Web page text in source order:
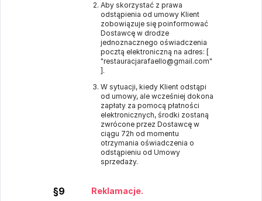
Aby skorzystać z prawa
odstąpienia od umowy Klient
zobowiązuje się poinformować
Dostawcę w drodze
jednoznacznego oświadczenia
pocztą elektroniczną na adres: [
"restauracjarafaello@gmail.com"
].
W sytuacji, kiedy Klient odstąpi
od umowy, ale wcześniej dokona
zapłaty za pomocą płatności
elektronicznych, środki zostaną
zwrócone przez Dostawcę w
ciągu 72h od momentu
otrzymania oświadczenia o
odstąpieniu od Umowy
sprzedaży.
§9 Reklamacje.